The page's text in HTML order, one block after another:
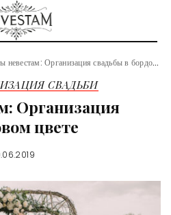
Организация свадьбы в бордовом цвете
СВАДЬБИ
Организация
цвете